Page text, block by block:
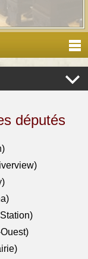
députés